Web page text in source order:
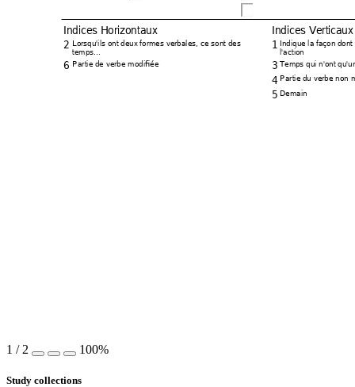
Indices Horizontaux
2 Lorsqu'ils ont deux formes verbales, ce sont des
temps...
6 Partie de verbe modifiée
Indices Verticaux
1 Indique la façon dont
l'action
3 Temps qui n'ont qu'u
4 Partie du verbe non
5 Demain
1 / 2 100%
Study collections